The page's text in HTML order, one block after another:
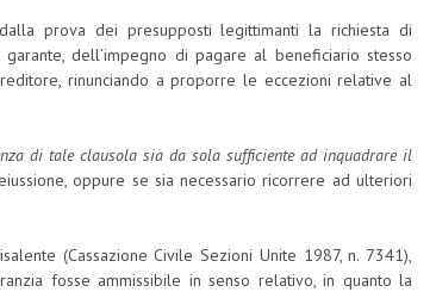
prova dei presupposti legittimanti la richiesta di
dell’impegno di pagare al beneficiario stesso
rinunciando a proporre le eccezioni relative al
di tale clausola sia da sola sufficiente ad inquadrare il
oppure se sia necessario ricorrere ad ulteriori
(Cassazione Civile Sezioni Unite 1987, n. 7341),
fosse ammissibile in senso relativo, in quanto la